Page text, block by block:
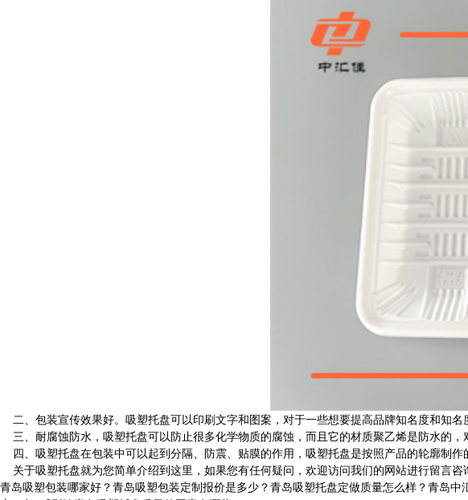
二、包装宣传效果好。吸塑托盘可以印刷文字和图案，对于一些想要提高品牌知名度和知名
三、耐腐蚀防水，吸塑托盘可以防止很多化学物质的腐蚀，而且它的材质聚乙烯是防水的，
四、吸塑托盘在包装中可以起到分隔、防震、贴膜的作用，吸塑托盘是按照产品的轮廓制
关于吸塑托盘就为您简单介绍到这里，如果您有任何疑问，欢迎访问我们的网站进行留言咨
青岛吸塑包装哪家好？青岛吸塑包装定制报价是多少？青岛吸塑托盘定做质量怎么样？青岛